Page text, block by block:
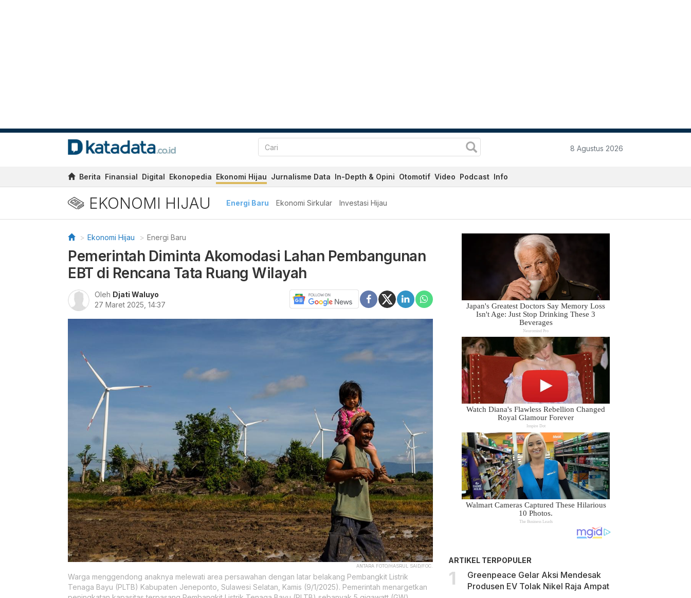
8 Agustus 2026
Berita Finansial Digital Ekonopedia Ekonomi Hijau Jurnalisme Data In-Depth & Opini Otomotif Video Podcast Info
EKONOMI HIJAU Energi Baru Ekonomi Sirkular Investasi Hijau
Ekonomi Hijau Energi Baru
Pemerintah Diminta Akomodasi Lahan Pembangunan
EBT di Rencana Tata Ruang Wilayah
Oleh Djati Waluyo
27 Maret 2025, 14:37
ANTARA FOTO/HASRUL SAID/FOC.
Warga menggendong anaknya melewati area persawahan dengan latar belakang Pembangkit Listrik
Tenaga Bayu (PLTB) Kabupaten Jeneponto, Sulawesi Selatan, Kamis (9/1/2025). Pemerintah menargetkan
ARTIKEL TERPOPULER
Greenpeace Gelar Aksi Mendesak
Produsen EV Tolak Nikel Raja Ampat